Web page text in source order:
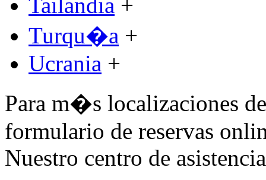
Turqu�a +
Ucrania +
Para m�s localizaciones
formulario de reservas
Nuestro centro de asistencia